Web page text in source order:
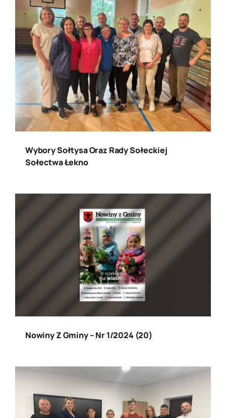
Wybory Sołtysa Oraz Rady Sołeckiej
Sołectwa Łekno
Nowiny Z Gminy – Nr 1/2024 (20)